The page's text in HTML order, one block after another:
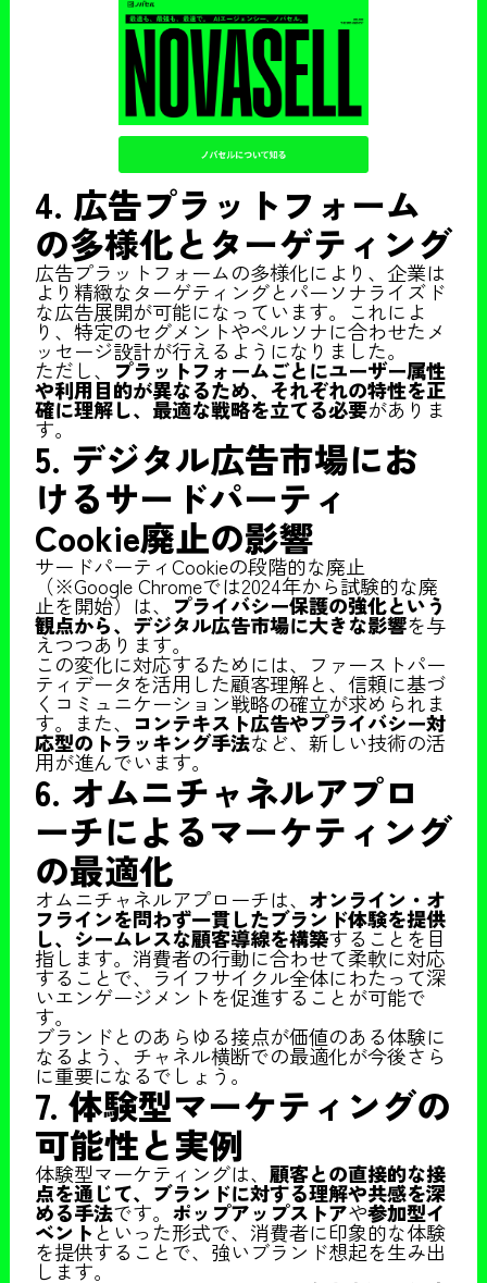
4. 広告プラットフォーム
の多様化とターゲティング
広告プラットフォームの多様化により、企業は
より精緻なターゲティングとパーソナライズド
な広告展開が可能になっています。これによ
り、特定のセグメントやペルソナに合わせたメ
ッセージ設計が行えるようになりました。
ただし、 プラットフォームごとにユーザー属性
や利用目的が異なるため、それぞれの特性を正
確に理解し、最適な戦略を立てる必要がありま
す。
5. デジタル広告市場にお
けるサードパーティ
Cookie廃止の影響
サードパーティCookieの段階的な廃止
（※Google Chromeでは2024年から試験的な廃
止を開始）は、 プライバシー保護の強化という
観点から、デジタル広告市場に大きな影響を与
えつつあります。
この変化に対応するためには、ファーストパー
ティデータを活用した顧客理解と、信頼に基づ
くコミュニケーション戦略の確立が求められま
す。また、 コンテキスト広告やプライバシー対
応型のトラッキング手法など、新しい技術の活
用が進んでいます。
6. オムニチャネルアプロ
ーチによるマーケティング
の最適化
オムニチャネルアプローチは、 オンライン・オ
フラインを問わず一貫したブランド体験を提供
し、シームレスな顧客導線を構築することを目
指します。消費者の行動に合わせて柔軟に対応
することで、ライフサイクル全体にわたって深
いエンゲージメントを促進することが可能で
す。
ブランドとのあらゆる接点が価値のある体験に
なるよう、チャネル横断での最適化が今後さら
に重要になるでしょう。
7. 体験型マーケティングの
可能性と実例
体験型マーケティングは、 顧客との直接的な接
点を通じて、ブランドに対する理解や共感を深
める手法です。 ポップアップストアや参加型イ
ベントといった形式で、消費者に印象的な体験
を提供することで、強いブランド想起を生み出
します。